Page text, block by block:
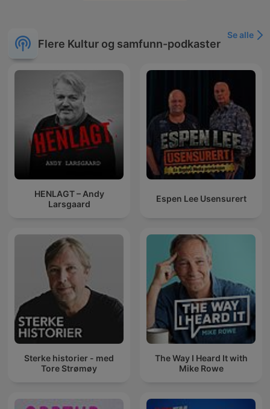
Flere Kultur og samfunn-podkaster
Se alle
HENLAGT – Andy
Larsgaard
Espen Lee Usensurert
Sterke historier - med
Tore Strømøy
The Way I Heard It with
Mike Rowe